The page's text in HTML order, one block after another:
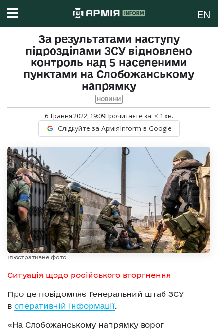
EN
За результатами наступу
підрозділами ЗСУ відновлено
контроль над 5 населеними
пунктами на Слобожанському
напрямку
НОВИНИ
6 Травня 2022, 19:09Прочитаєте за: < 1 хв.
Слідкуйте за АрміяInform в Google
Ілюстративне фото
Ситуація щодо російського вторгнення
Про це повідомляє Генеральний штаб ЗСУ
в оперативній інформації.
«На Слобожанському напрямку ворог